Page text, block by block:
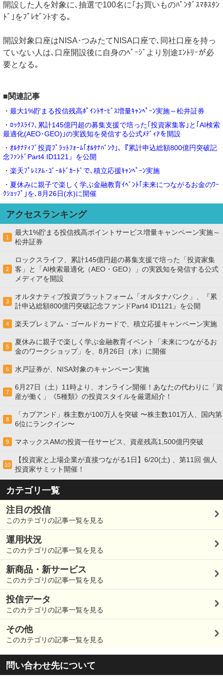
開設した人を対象に､抽選で100名に｢お買いものﾊﾟﾝﾀﾞｽﾏﾎｽﾀﾝ
ﾄﾞ｣をﾌﾟﾚｾﾞﾝﾄする｡
開設対象口座はNISA･つみたてNISA口座で､同社口座を持っ
ていない人は､口座開設後に自身のﾍﾟｰｼﾞより別途ｴﾝﾄﾘｰが必
要となる｡
■関連記事
・最大1%貯まる投信残高ﾎﾟｲﾝﾄｻｰﾋﾞｽ増量ｷｬﾝﾍﾟｰﾝ実施～松井証券
・ﾛｯｸｽﾗｲﾌ､累計145億円超の募集支援で培った｢投資家集客｣と｢AI検索
最適化(AEO･GEO)｣の実践知を発信する公式ﾒﾃﾞｨｱを開設
・ｵﾙﾀﾅﾃｨﾌﾞ投資ﾌﾟﾗｯﾄﾌｫｰﾑ｢ｵﾙﾀﾅﾊﾞﾝｸ｣､『累計申込総額800億円突破記
念ﾌｧﾝﾄﾞPart4 ID1121』を公開
・楽天ﾌﾟﾚﾐｱﾑ･ｺﾞｰﾙﾄﾞｶｰﾄﾞで､積立応援ｷｬﾝﾍﾟｰﾝ実施
・夏休みに親子で楽しく学ぶ金融教育ｲﾍﾞﾝﾄ｢未来につながるお金のﾜｰ
ｸｼｮｯﾌﾟ｣を､8月26日(水)に開催
アクセスランキング
1
最大1%貯まる投信残高ポイントサービス増量キャンペーン実施～
松井証券
2
ロックスライフ、累計145億円超の募集支援で培った「投資家集
客」と「AI検索最適化（AEO・GEO）」の実践知を発信する公式
メディアを開設
3
オルタナティブ投資プラットフォーム「オルタナバンク」、『累
計申込総額800億円突破記念ファンドPart4 ID1121』を公開
4 楽天プレミアム・ゴールドカードで、積立応援キャンペーン実施
5
夏休みに親子で楽しく学ぶ金融教育イベント「未来につながるお
金のワークショップ」を、8月26日（水）に開催
6 水戸証券が、NISA対象のキャンペーン実施
7
6月27日（土）11時より、オンライン開催！あなたの代わりに「資
産が働く」《5種類》の投資スタイルを厳選紹介！
8
「カブアンド」株主数が100万人を突破 〜株主数101万人、国内第
6位にランクイン〜
9 マネックスAMの投資一任サービス、資産残高1,500億円突破
10
【投資家と上場企業が直接つながる1日】6/20(土) 、第11回 個人
投資家サミット開催！
カテゴリ一覧
注目の投信
このカテゴリの記事一覧を見る
運用状況
このカテゴリの記事一覧を見る
新商品・新サービス
このカテゴリの記事一覧を見る
投信データ
このカテゴリの記事一覧を見る
その他
このカテゴリの記事一覧を見る
問い合わせ先について